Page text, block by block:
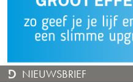
NIEUWSBRIEF